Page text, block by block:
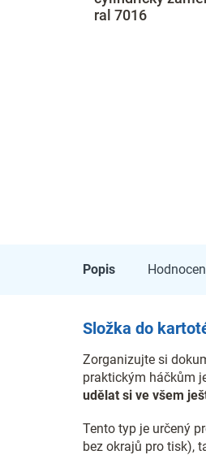
ral 7016
Popis
Složka do
Zorganizujte si
praktickým háčkům
udělat si ve všem
Tento typ je určený
bez okrajů pro tisk),